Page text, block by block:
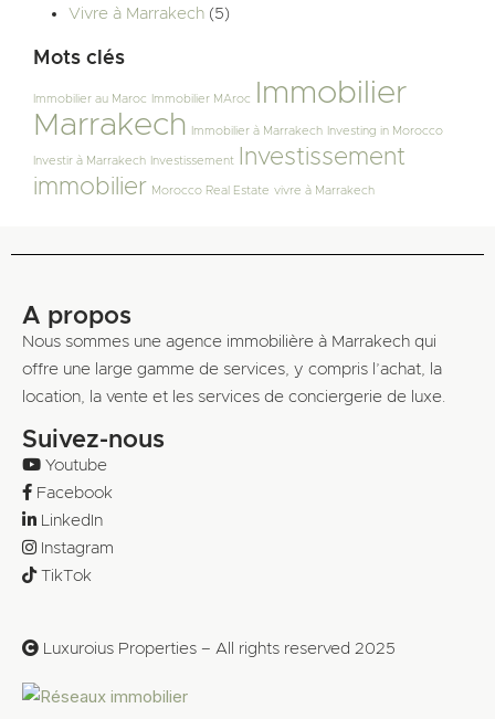
Vivre à Marrakech (5)
Mots clés
Immobilier au Maroc Immobilier MAroc
Immobilier
Marrakech
Immobilier à Marrakech Investing in Morocco
Investir à Marrakech Investissement
Investissement
immobilier Morocco Real Estate vivre à Marrakech
A propos
Nous sommes une agence immobilière à Marrakech qui
offre une large gamme de services, y compris l’achat, la
location, la vente et les services de conciergerie de luxe.
Suivez-nous
Youtube
Facebook
LinkedIn
Instagram
TikTok
Luxuroius Properties – All rights reserved 2025